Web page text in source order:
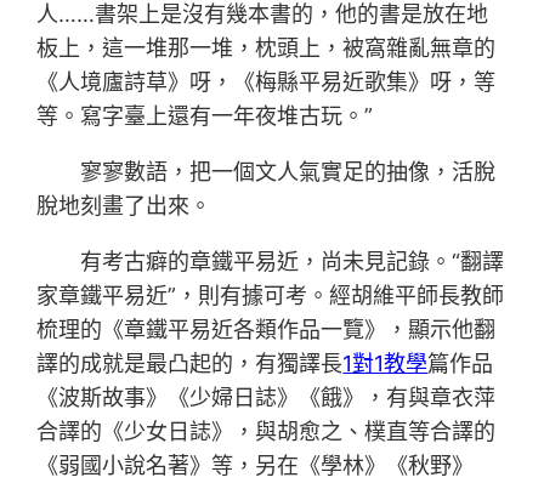
人……書架上是沒有幾本書的，他的書是放在地
板上，這一堆那一堆，枕頭上，被窩雜亂無章的
《人境廬詩草》呀，《梅縣平易近歌集》呀，等
等。寫字臺上還有一年夜堆古玩。”
寥寥數語，把一個文人氣實足的抽像，活脫
脫地刻畫了出來。
有考古癖的章鐵平易近，尚未見記錄。“翻譯
家章鐵平易近”，則有據可考。經胡維平師長教師
梳理的《章鐵平易近各類作品一覽》，顯示他翻
譯的成就是最凸起的，有獨譯長1對1教學篇作品
《波斯故事》《少婦日誌》《餓》，有與章衣萍
合譯的《少女日誌》，與胡愈之、樸直等合譯的
《弱國小說名著》等，另在《學林》《秋野》